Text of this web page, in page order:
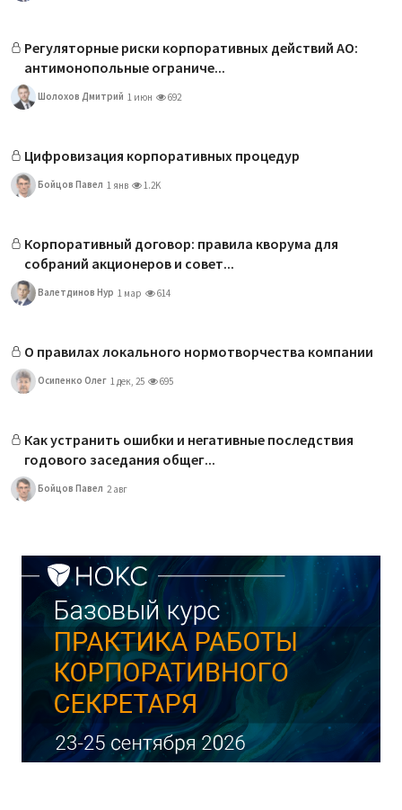
Регуляторные риски корпоративных действий АО:
антимонопольные ограниче...
Шолохов Дмитрий 1 июн 692
Цифровизация корпоративных процедур
Бойцов Павел 1 янв 1.2K
Корпоративный договор: правила кворума для
собраний акционеров и совет...
Валетдинов Нур 1 мар 614
О правилах локального нормотворчества компании
Осипенко Олег 1 дек, 25 695
Как устранить ошибки и негативные последствия
годового заседания общег...
Бойцов Павел 2 авг